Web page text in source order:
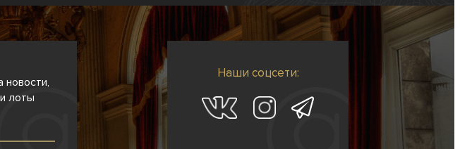
новости,
лоты
Наши соцсети: